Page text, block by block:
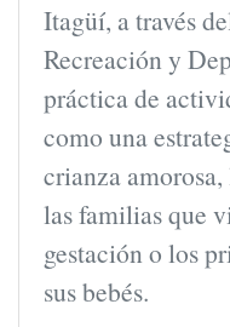
Itagüí, a través
Recreación y
práctica de
como una
crianza
las familias que
gestación o los
sus bebés.